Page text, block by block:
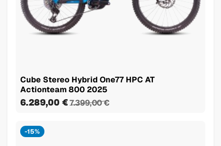
Cube Stereo Hybrid One77 HPC AT
Actionteam 800 2025
6.289,00 € 7.399,00 €
-15%